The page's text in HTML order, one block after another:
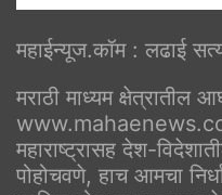
महाईन्यूज.कॉम : लढाई
मराठी माध्यम क्षेत्रातील
महाराष्ट्रासह देश-
पोहोचवणे, हाच आमचा